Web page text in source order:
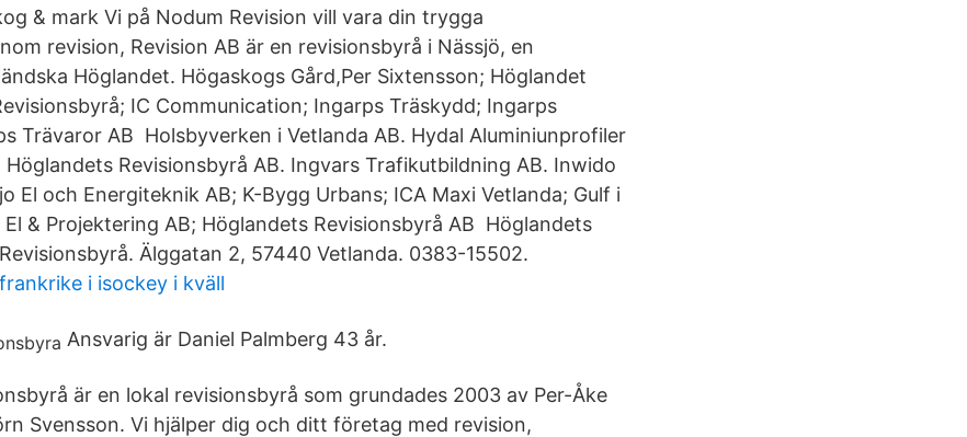
& mark Vi på Nodum Revision vill vara din trygga
revision, Revision AB är en revisionsbyrå i Nässjö, en
Höglandet. Högaskogs Gård,Per Sixtensson; Höglandet
IC Communication; Ingarps Träskydd; Ingarps
Trävaror AB Holsbyverken i Vetlanda AB. Hydal Aluminiunprofiler
Höglandets Revisionsbyrå AB. Ingvars Trafikutbildning AB. Inwido
El och Energiteknik AB; K-Bygg Urbans; ICA Maxi Vetlanda; Gulf i
& Projektering AB; Höglandets Revisionsbyrå AB Höglandets
Älggatan 2, 57440 Vetlanda. 0383-15502.
i isockey i kväll
Ansvarig är Daniel Palmberg 43 år.
är en lokal revisionsbyrå som grundades 2003 av Per-Åke
Svensson. Vi hjälper dig och ditt företag med revision,